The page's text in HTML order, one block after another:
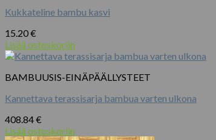
Kukkateline bambu kasvi
15.20€
Lisää ostoskoriin
BAMBUUSIS-EINÄPÄÄLLYSTEET
Kannettava terassisarja bambua varten ulkona
408.84€
Lisää ostoskoriin